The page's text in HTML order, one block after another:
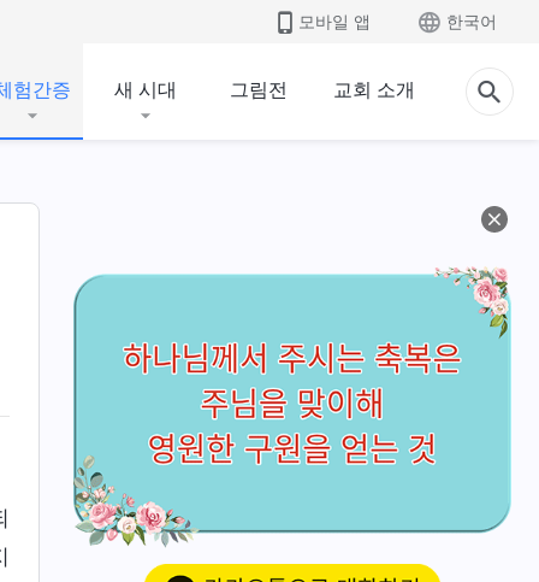
모바일 앱 한국어
험간증 새 시대 그림전 교회 소개